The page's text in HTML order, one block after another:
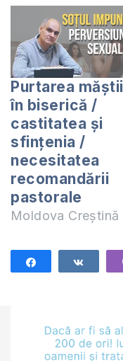
Purtarea măștii
în biserică /
castitatea și
sfințenia /
necesitatea
recomandării
pastorale
Moldova Creștină